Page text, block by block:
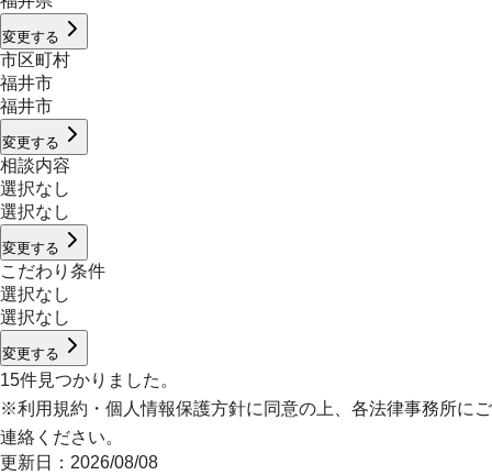
変更する
市区町村
福井市
福井市
変更する
相談内容
選択なし
選択なし
変更する
こだわり条件
選択なし
選択なし
変更する
15件見つかりました。
※利用規約 ・ 個人情報保護方針に同意の上、各法律事務所にご
連絡ください。
更新日： 2026/08/08